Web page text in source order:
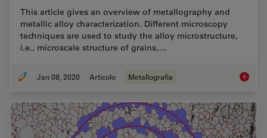
This article gives an overview of metallography and
metallic alloy characterization. Different microscopy
techniques are used to study the alloy microstructure,
i.e., microscale structure of grains,…
Jan 08, 2020 Articolo Metallografia